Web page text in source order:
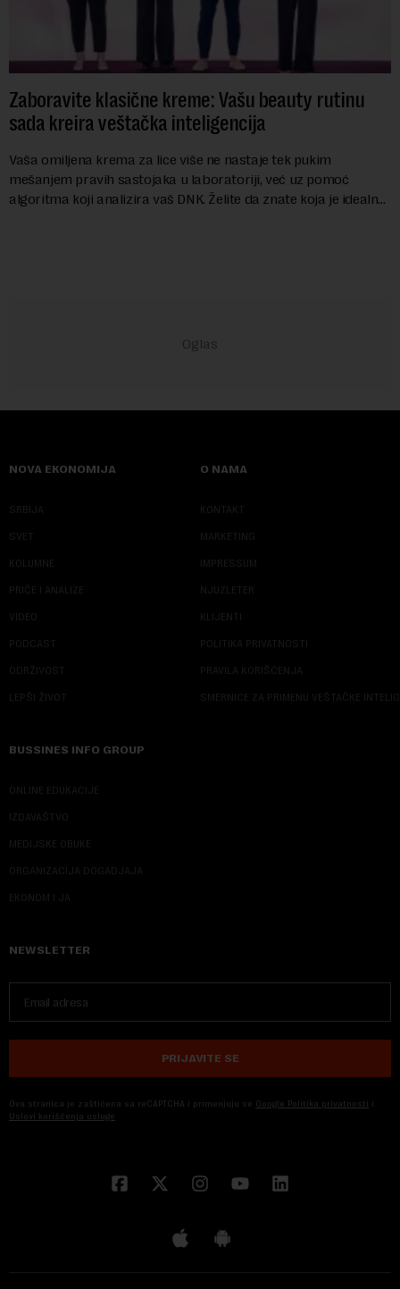
Zaboravite klasične kreme: Vašu beauty rutinu
sada kreira veštačka inteligencija
Vaša omiljena krema za lice više ne nastaje tek pukim
mešanjem pravih sastojaka u laboratoriji, već uz pomoć
algoritma koji analizira vaš DNK. Želite da znate koja je idealna
NOVA EKONOMIJA
SRBIJA
SVET
KOLUMNE
PRIČE I ANALIZE
VIDEO
PODCAST
ODRŽIVOST
LEPŠI ŽIVOT
O NAMA
KONTAKT
MARKETING
IMPRESSUM
NJUZLETER
KLIJENTI
POLITIKA PRIVATNOSTI
PRAVILA KORIŠĆENJA
SMERNICE ZA PRIMENU VEŠTAČKE
BUSSINES INFO GROUP
ONLINE EDUKACIJE
IZDAVAŠTVO
MEDIJSKE OBUKE
ORGANIZACIJA DOGADJAJA
EKONOM I JA
NEWSLETTER
PRIJAVITE SE
Ova stranica je zaštićena sa reCAPTCHA i primenjuju se Google Politika privatnosti i
Uslovi korišćenja usluge